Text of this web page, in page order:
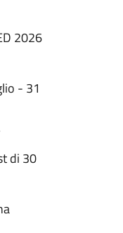
2026
- 31
di 30